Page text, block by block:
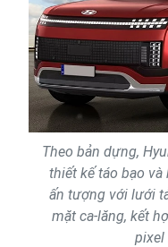
Theo bản dựng,
thiết kế táo bạo và
ấn tượng với lưới
mặt ca-lăng, kết
pixel